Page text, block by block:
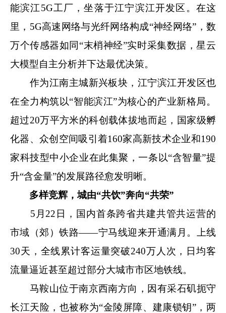
能滨江5G工厂，坐落于江宁滨江开发区。在这
里，5G高速网络与光纤网络构成“神经网络”，数
万个传感器如同“末梢神经”实时采集数据，星云
大模型自主分析并下达最优决策。
作为江南主城新兴板块，江宁滨江开发区也
在全力构筑以“智能滨江”为核心的产业新格局。
超过20万平方米的科创载体拔地而起，国家级孵
化器、众创空间吸引着160家高新技术企业和190
家科技型中小企业在此集聚，一条以“含智量”提
升“含金量”的发展路径愈发明晰。
多样竞辉，城由“共饮”奔向“共荣”
5月22日，国内首条跨省共建共管共运营的
市域（郊）铁路——宁马线迎来开通满月。上线
30天，全线累计客运量突破240万人次，日均客
流量逼近甚至超过部分大城市市区地铁线。
马鞍山位于南京西南方向，因有采石矶扼守
长江天险，也被称为“金陵屏障、建康锁钥”，两